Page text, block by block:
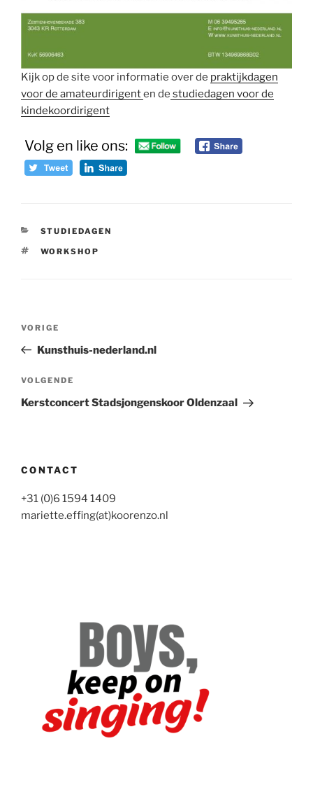
Kijk op de site voor informatie over de praktijkdagen
voor de amateurdirigenten de studiedagen voor de
kindekoordirigent
Volg en like ons:
CATEGORIEËN
STUDIEDAGEN
TAGS
WORKSHOP
Vorig
bericht
VORIGE
Kunsthuis-nederland.nl
Volgend
bericht
VOLGENDE
Kerstconcert Stadsjongenskoor Oldenzaal
CONTACT
+31 (0)6 1594 1409
mariette.effing(at)koorenzo.nl